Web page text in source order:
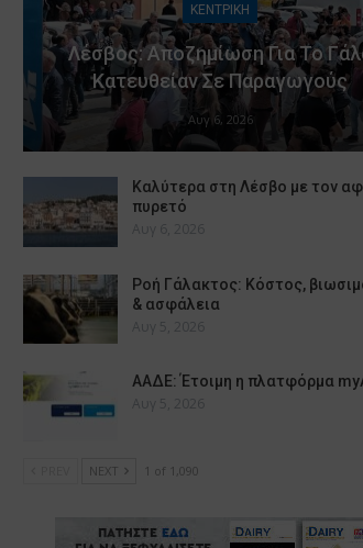
ΚΕΝΤΡΙΚΗ
Λέσβος: Αποζημίωση Για Το
Κατευθείαν Σε Παραγωγούς
Αυγ 6, 2026
Καλύτερα στη Λέσβο με τον
πυρετό
Αυγ 6, 2026
Ροή Γάλακτος: Κόστος,
& ασφάλεια
Αυγ 5, 2026
ΑΑΔΕ: Έτοιμη η πλατφόρμα
Αυγ 5, 2026
NEXT 1 of 1,090